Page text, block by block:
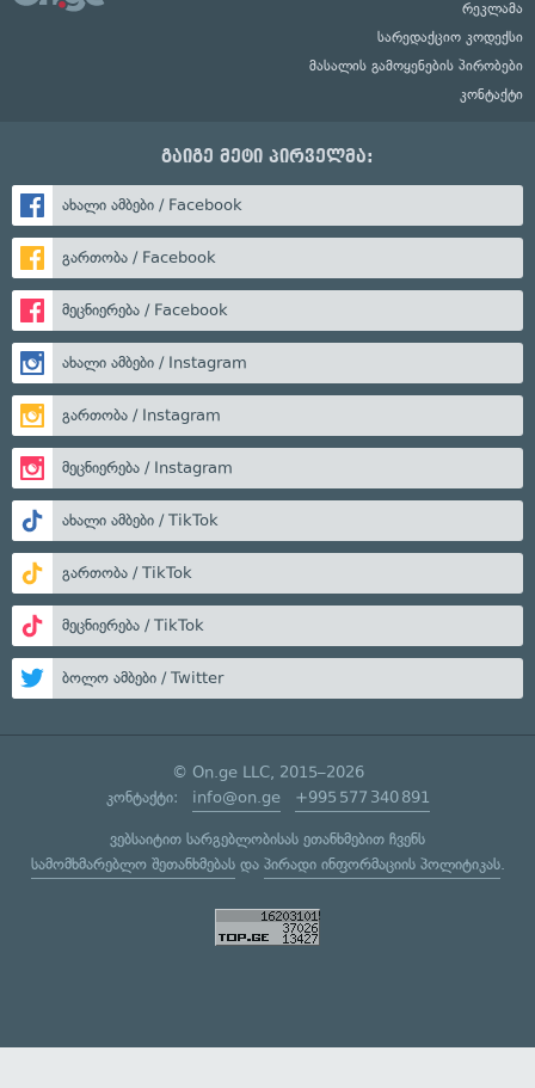
რეკლამა
სარედაქციო კოდექსი
მასალის გამოყენების პირობები
კონტაქტი
გაიგე მეტი პირველმა:
ახალი ამბები / Facebook
გართობა / Facebook
მეცნიერება / Facebook
ახალი ამბები / Instagram
გართობა / Instagram
მეცნიერება / Instagram
ახალი ამბები / TikTok
გართობა / TikTok
მეცნიერება / TikTok
ბოლო ამბები / Twitter
© On.ge LLC, 2015–2026
კონტაქტი: info@on.ge +995 577 340 891
ვებსაიტით სარგებლობისას ეთანხმებით ჩვენს
სამომხმარებლო შეთანხმებასდა პირადი ინფორმაციის პოლიტიკას.